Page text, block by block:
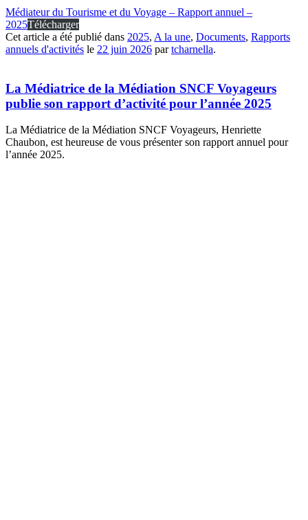
Médiateur du Tourisme et du Voyage – Rapport annuel –
2025Télécharger
Cet article a été publié dans 2025, A la une, Documents, Rapports
annuels d'activités le 22 juin 2026 partcharnella.
La Médiatrice de la Médiation SNCF Voyageurs
publie son rapport d’activité pour l’année 2025
La Médiatrice de la Médiation SNCF Voyageurs, Henriette
Chaubon, est heureuse de vous présenter son rapport annuel pour
l’année 2025.